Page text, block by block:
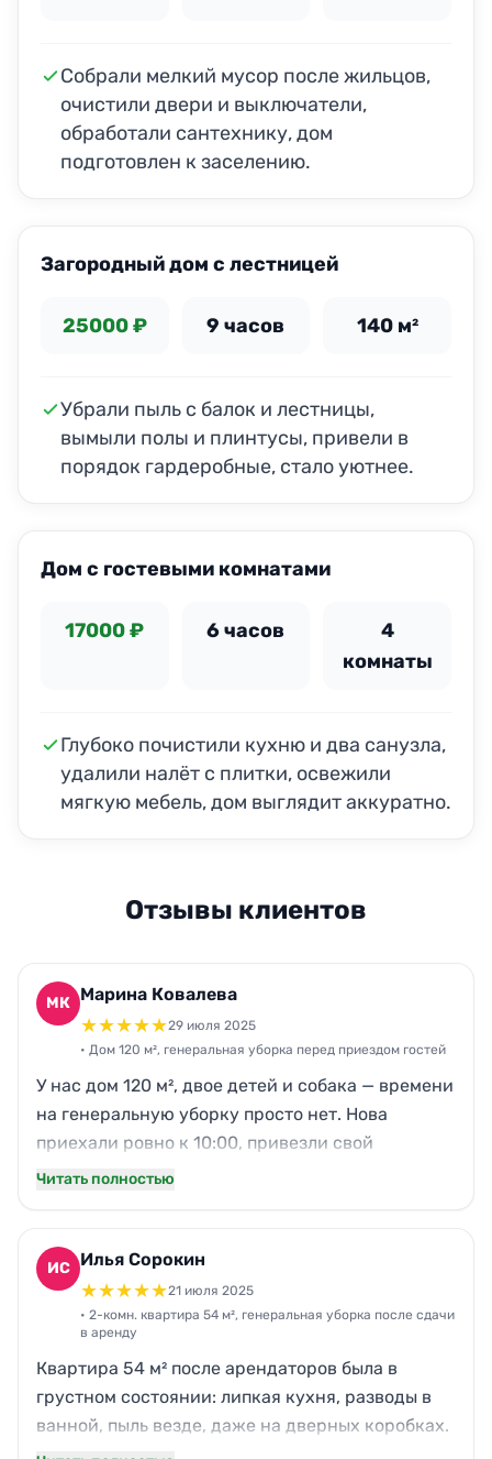
Собрали мелкий мусор после жильцов,
очистили двери и выключатели,
обработали сантехнику, дом
подготовлен к заселению.
Загородный дом с лестницей
25000 ₽ 9 часов 140 м²
Убрали пыль с балок и лестницы,
вымыли полы и плинтусы, привели в
порядок гардеробные, стало уютнее.
Дом с гостевыми комнатами
17000 ₽ 6 часов
4
комнаты
Глубоко почистили кухню и два санузла,
удалили налёт с плитки, освежили
мягкую мебель, дом выглядит аккуратно.
Отзывы клиентов
МК Марина Ковалева
★★★★★29 июля 2025
• Дом 120 м², генеральная уборка перед приездом гостей
У нас дом 120 м², двое детей и собака — времени
на генеральную уборку просто нет. Нова
приехали ровно к 10:00, привезли свой
инвентарь и химию. За примерно 6 часов
вытяжке, убрали шерсть с дивана. Цена
заранее была понятна, без сюрпризов. Девушки
вежливые, аккуратные, никуда не лезли без
вопроса. По скорости и качеству — то, что
нужно.
Читать полностью
ИС Илья Сорокин
★★★★★21 июля 2025
• 2-комн. квартира 54 м², генеральная уборка после сдачи
в аренду
Квартира 54 м² после арендаторов была в
грустном состоянии: липкая кухня, разводы в
ванной, пыль везде, даже на дверных коробках.
Заказал генеральную уборку у Нова. Приехали